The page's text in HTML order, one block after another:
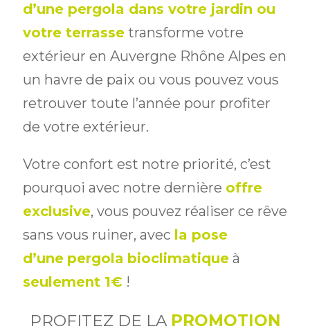
d’une pergola dans votre jardin ou
votre terrasse transforme votre
extérieur en Auvergne Rhône Alpes en
un havre de paix ou vous pouvez vous
retrouver toute l’année pour profiter
de votre extérieur.
Votre confort est notre priorité, c’est
pourquoi avec notre dernière offre
exclusive, vous pouvez réaliser ce rêve
sans vous ruiner, avec la pose
d’une pergola bioclimatique à
seulement 1€ !
PROFITEZ DE LA PROMOTION